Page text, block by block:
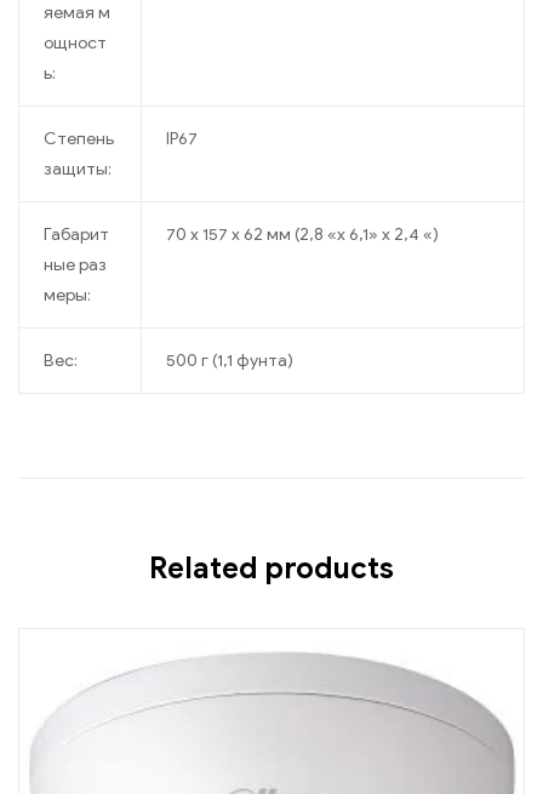
яемая м
ощност
ь:
Степень
защиты:
IP67
Габарит
ные раз
меры:
70 x 157 x 62 мм (2,8 «x 6,1» x 2,4 «)
Вес: 500 г (1,1 фунта)
Related products